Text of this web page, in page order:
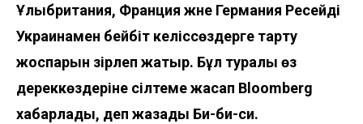
Ұлыбритания, Франция және Германия Ресейді
Украинамен бейбіт келіссөздерге тарту
жоспарын әзірлеп жатыр. Бұл туралы өз
дереккөздеріне сілтеме жасап Bloomberg
хабарлады, деп жазады Би-би-си.